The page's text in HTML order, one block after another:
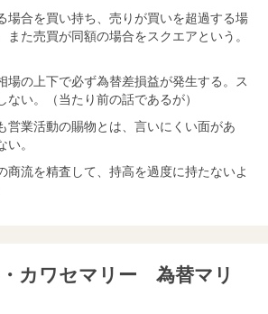
場合を買い持ち、売りが買いを超過する場
た売買が同額の場合をスクエアという。
場の上下で必ず為替差損益が発生する。ス
い。（当たり前の話であるが）
営業活動の賜物とは、言いにくい面があ
。
商流を精査して、持高を過度に持たないよ
カワセマリー 為替マリ